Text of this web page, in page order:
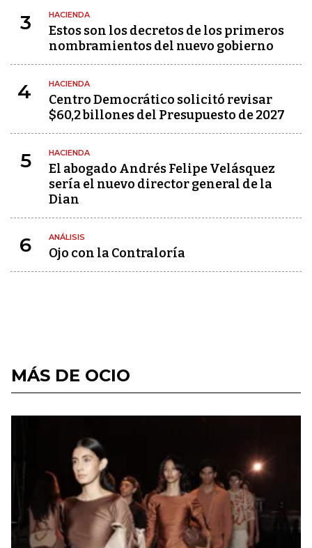
3 HACIENDA
Estos son los decretos de los primeros
nombramientos del nuevo gobierno
4 HACIENDA
Centro Democrático solicitó revisar
$60,2 billones del Presupuesto de 2027
5 HACIENDA
El abogado Andrés Felipe Velásquez
sería el nuevo director general de la
Dian
6 ANÁLISIS
Ojo con la Contraloría
MÁS DE OCIO